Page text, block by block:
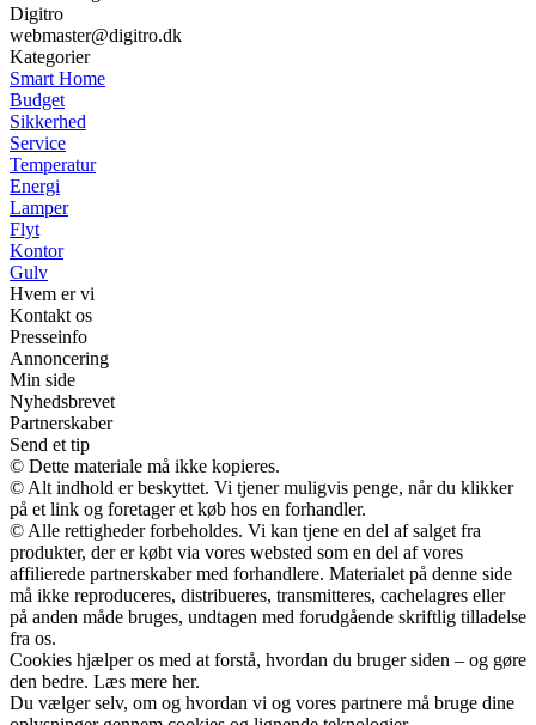
Digitro
webmaster@digitro.dk
Kategorier
Smart Home
Budget
Sikkerhed
Service
Temperatur
Energi
Lamper
Flyt
Kontor
Gulv
Hvem er vi
Kontakt os
Presseinfo
Annoncering
Min side
Nyhedsbrevet
Partnerskaber
Send et tip
© Dette materiale må ikke kopieres.
© Alt indhold er beskyttet. Vi tjener muligvis penge, når du klikker
på et link og foretager et køb hos en forhandler.
© Alle rettigheder forbeholdes. Vi kan tjene en del af salget fra
produkter, der er købt via vores websted som en del af vores
affilierede partnerskaber med forhandlere. Materialet på denne side
må ikke reproduceres, distribueres, transmitteres, cachelagres eller
på anden måde bruges, undtagen med forudgående skriftlig tilladelse
fra os.
Cookies hjælper os med at forstå, hvordan du bruger siden – og gøre
den bedre. Læs mere her.
Du vælger selv, om og hvordan vi og vores partnere må bruge dine